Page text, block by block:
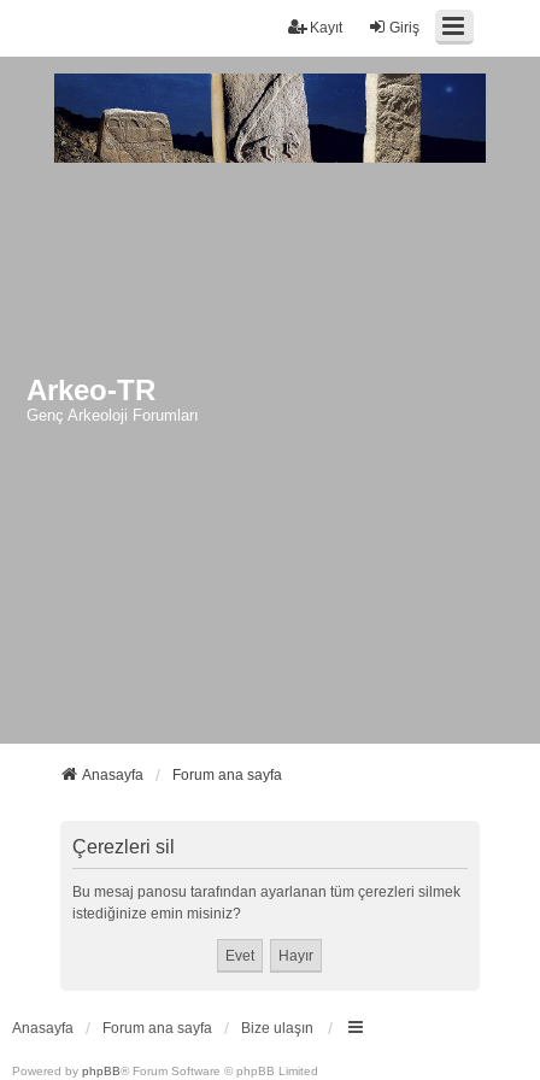
Giriş
Kayıt
Arkeo-TR
Genç Arkeoloji Forumları
Anasayfa Forum ana sayfa
Çerezleri sil
Bu mesaj panosu tarafından ayarlanan tüm çerezleri silmek
istediğinize emin misiniz?
Anasayfa Forum ana sayfa Bize ulaşın
Powered by phpBB® Forum Software © phpBB Limited